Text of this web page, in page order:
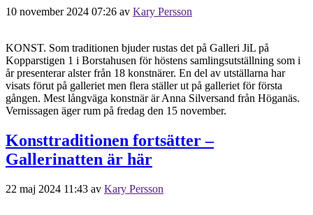
10 november 2024 07:26 av Kary Persson
KONST. Som traditionen bjuder rustas det på Galleri JiL på
Kopparstigen 1 i Borstahusen för höstens samlingsutställning som i
år presenterar alster från 18 konstnärer. En del av utställarna har
visats förut på galleriet men flera ställer ut på galleriet för första
gången. Mest långväga konstnär är Anna Silversand från Höganäs.
Vernissagen äger rum på fredag den 15 november.
Konsttraditionen fortsätter –
Gallerinatten är här
22 maj 2024 11:43 av Kary Persson